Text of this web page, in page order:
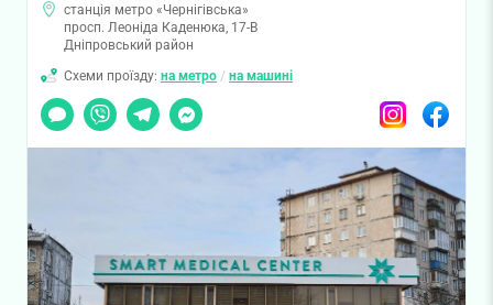
станція метро «Чернігівська»
просп. Леоніда Каденюка, 17-В
Дніпровський район
Схеми проїзду: на метро / на машині
Чат
Viber TelegramMessenger InstagramFacebook